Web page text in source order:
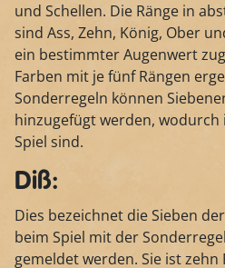
und Schellen. Die Ränge in
sind Ass, Zehn, König, Ober
ein bestimmter Augenwert
Farben mit je fünf Rängen
Sonderregeln können
hinzugefügt werden, wodurch
Spiel sind.
Diß:
Dies bezeichnet die Sieben
beim Spiel mit der Sonderregel
gemeldet werden. Sie ist